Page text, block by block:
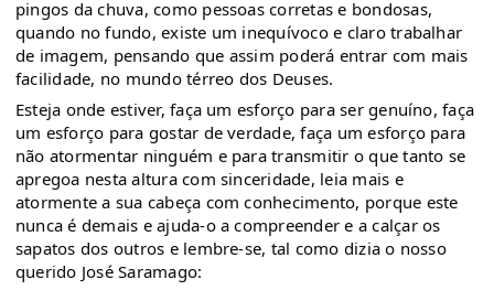
pingos da chuva, como pessoas corretas e bondosas,
quando no fundo, existe um inequívoco e claro trabalhar
de imagem, pensando que assim poderá entrar com mais
facilidade, no mundo térreo dos Deuses.
Esteja onde estiver, faça um esforço para ser genuíno, faça
um esforço para gostar de verdade, faça um esforço para
não atormentar ninguém e para transmitir o que tanto se
apregoa nesta altura com sinceridade, leia mais e
atormente a sua cabeça com conhecimento, porque este
nunca é demais e ajuda-o a compreender e a calçar os
sapatos dos outros e lembre-se, tal como dizia o nosso
querido José Saramago: